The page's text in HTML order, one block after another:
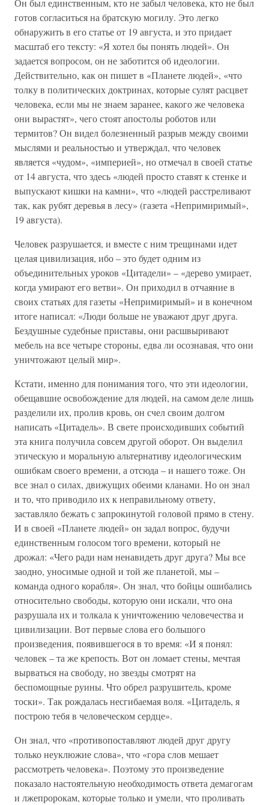
Он был единственным, кто не забыл человека, кто не был
готов согласиться на братскую могилу. Это легко
обнаружить в его статье от 19 августа, и это придает
масштаб его тексту: «Я хотел бы понять людей». Он
задается вопросом, он не заботится об идеологии.
Действительно, как он пишет в «Планете людей», «что
толку в политических доктринах, которые сулят расцвет
человека, если мы не знаем заранее, какого же человека
они вырастят», чего стоят апостолы роботов или
термитов? Он видел болезненный разрыв между своими
мыслями и реальностью и утверждал, что человек
является «чудом», «империей», но отмечал в своей статье
от 14 августа, что здесь «людей просто ставят к стенке и
выпускают кишки на камни», что «людей расстреливают
так, как рубят деревья в лесу» (газета «Непримиримый»,
19 августа).
Человек разрушается, и вместе с ним трещинами идет
целая цивилизация, ибо – это будет одним из
объединительных уроков «Цитадели» – «дерево умирает,
когда умирают его ветви». Он приходил в отчаяние в
своих статьях для газеты «Непримиримый» и в конечном
итоге написал: «Люди больше не уважают друг друга.
Бездушные судебные приставы, они расшвыривают
мебель на все четыре стороны, едва ли осознавая, что они
уничтожают целый мир».
Кстати, именно для понимания того, что эти идеологии,
обещавшие освобождение для людей, на самом деле лишь
разделили их, пролив кровь, он счел своим долгом
написать «Цитадель». В свете происходивших событий
эта книга получила совсем другой оборот. Он выделил
этическую и моральную альтернативу идеологическим
ошибкам своего времени, а отсюда – и нашего тоже. Он
все знал о силах, движущих обеими кланами. Но он знал
и то, что приводило их к неправильному ответу,
заставляло бежать с запрокинутой головой прямо в стену.
И в своей «Планете людей» он задал вопрос, будучи
единственным голосом того времени, который не
дрожал: «Чего ради нам ненавидеть друг друга? Мы все
заодно, уносимые одной и той же планетой, мы –
команда одного корабля». Он знал, что бойцы ошибались
относительно свободы, которую они искали, что она
разрушала их и толкала к уничтожению человечества и
цивилизации. Вот первые слова его большого
произведения, появившегося в то время: «И я понял:
человек – та же крепость. Вот он ломает стены, мечтая
вырваться на свободу, но звезды смотрят на
беспомощные руины. Что обрел разрушитель, кроме
тоски». Так рождалась несгибаемая воля. «Цитадель, я
построю тебя в человеческом сердце».
Он знал, что «противопоставляют людей друг другу
только неуклюжие слова», что «гора слов мешает
рассмотреть человека». Поэтому это произведение
показало настоятельную необходимость ответа демагогам
и лжепророкам, которые только и умели, что проливать